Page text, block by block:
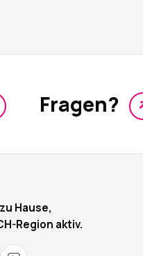
Fragen?
Hause,
Region aktiv.